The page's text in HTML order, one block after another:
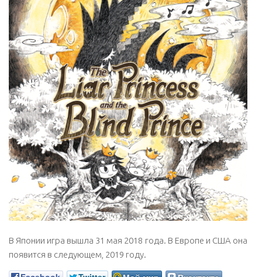
В Японии игра вышла 31 мая 2018 года. В Европе и США она
появится в следующем, 2019 году.